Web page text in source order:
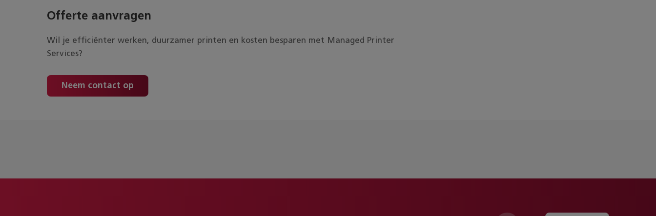
Offerte aanvragen
Wil je efficiënter werken, duurzamer printen en kosten besparen met Managed Printer
Services?
Neem contact op